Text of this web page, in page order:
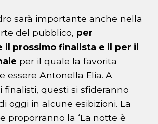
sarà importante anche nella
del pubblico, per
il prossimo finalista e il per il
per il quale la favorita
essere Antonella Elia. A
finalisti, questi si sfideranno
oggi in alcune esibizioni. La
proporranno la ‘La notte è